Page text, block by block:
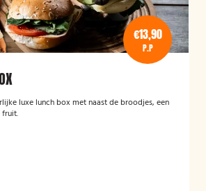
€13,90
P.P
luxe lunch box met naast de broodjes, een